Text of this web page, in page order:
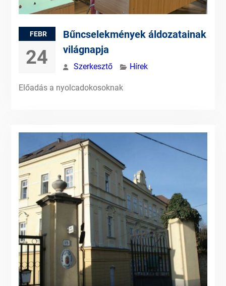
FEBR
24
Bűncselekmények áldozatainak
világnapja
Szerkesztő Hírek
Előadás a nyolcadokosoknak